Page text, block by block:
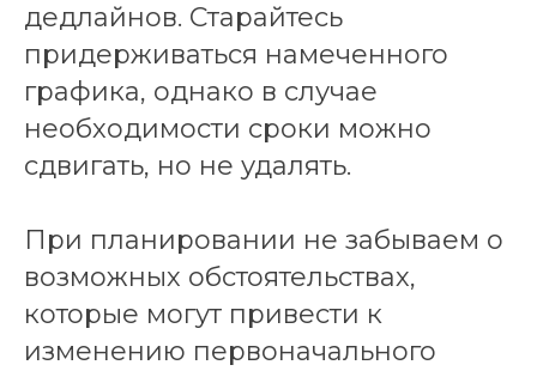
дедлайнов. Старайтесь
придерживаться намеченного
графика, однако в случае
необходимости сроки можно
сдвигать, но не удалять.
При планировании не забываем о
возможных обстоятельствах,
которые могут привести к
изменению первоначального